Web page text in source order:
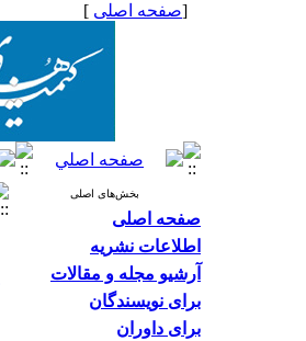
[صفحه اصلی ]
بخش‌های اصلی
صفحه اصلی
اطلاعات نشریه
آرشیو مجله و مقالات
برای نویسندگان
برای داوران